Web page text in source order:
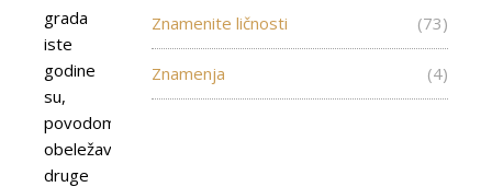
grada
iste
godine
su,
povodom
obeležavanja
druge
Znamenite ličnosti (73)
Znamenja (4)